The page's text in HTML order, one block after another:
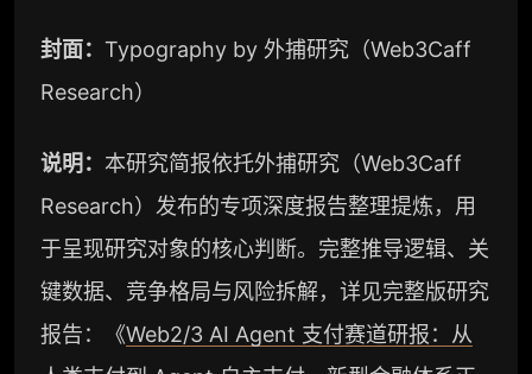
封面： Typography by 外捕研究（Web3Caff
Research）
说明： 本研究简报依托外捕研究（Web3Caff
Research）发布的专项深度报告整理提炼，用
于呈现研究对象的核心判断。完整推导逻辑、关
键数据、竞争格局与风险拆解，详见完整版研究
报告：《Web2/3 AI Agent 支付赛道研报：从